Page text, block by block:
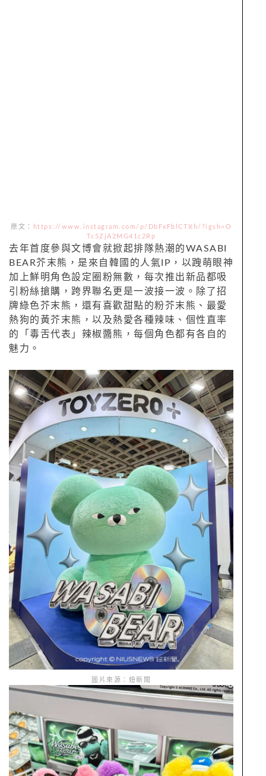
原文：
https://www.instagram.com/p/DbFxFblCTXh/?igsh=O
Tc5ZjA2MG41c2Rp
去年首度參與文博會就掀起排隊熱潮的WASABI
BEAR芥末熊，是來自韓國的人氣IP，以跩萌眼神
加上鮮明角色設定圈粉無數，每次推出新品都吸
引粉絲搶購，跨界聯名更是一波接一波。除了招
牌綠色芥末熊，還有喜歡甜點的粉芥末熊、最愛
熱狗的黃芥末熊，以及熱愛各種辣味、個性直率
的「毒舌代表」辣椒醬熊，每個角色都有各自的
魅力。
圖片來源：妞新聞